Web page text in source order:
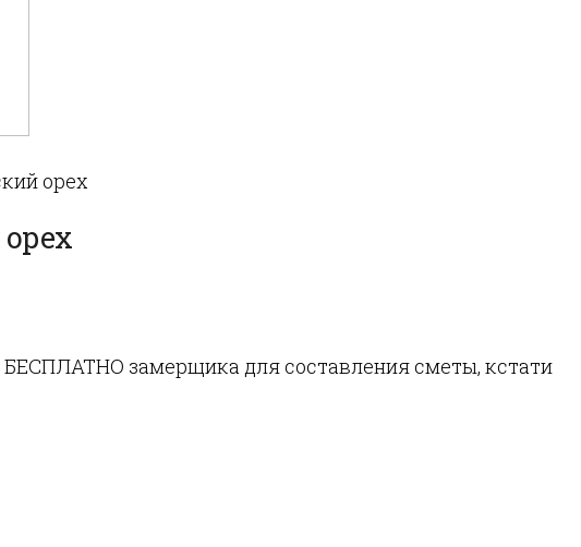
орех
замерщика для составления сметы, кстати